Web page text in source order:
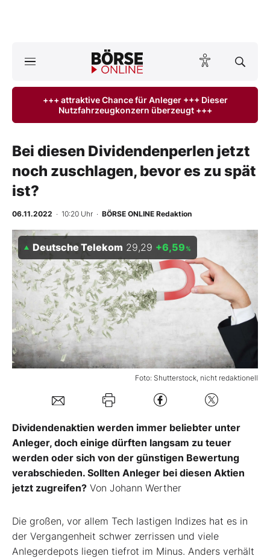
ktuelle Ausgabe BÖRSE ONLINE lesen
Anlageprodukte
Finanz-Check
BO-Musterdepots
Experten
Mein B:O
Mein Konto
+++ attraktive Chance für Anleger +++ Dieser
Nutzfahrzeugkonzern überzeugt +++
Bei diesen Dividendenperlen jetzt
noch zuschlagen, bevor es zu spät
ist?
06.11.2022 · 10:20 Uhr · BÖRSE ONLINE Redaktion
Foto: Shutterstock, nicht redaktionell
Deutsche Telekom 29,29 +6,59 %
Dividendenaktien werden immer beliebter unter
Anleger, doch einige dürften langsam zu teuer
werden oder sich von der günstigen Bewertung
verabschieden. Sollten Anleger bei diesen Aktien
jetzt zugreifen? Von Johann Werther
Die großen, vor allem Tech lastigen Indizes hat es in
der Vergangenheit schwer zerrissen und viele
Anlegerdepots liegen tiefrot im Minus. Anders verhält